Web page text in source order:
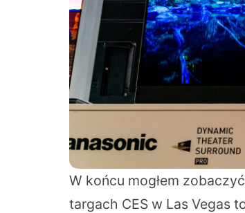
W końcu mogłem
targach CES w Las Vegas